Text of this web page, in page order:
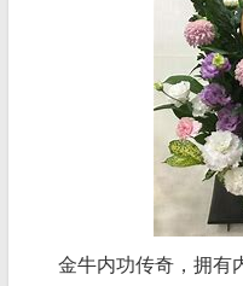
金牛内功传奇，拥有